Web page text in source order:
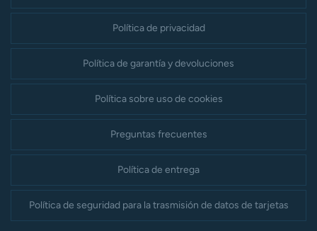
Política de privacidad
Política de garantía y devoluciones
Política sobre uso de cookies
Preguntas frecuentes
Política de entrega
Política de seguridad para la trasmisión de datos de tarjetas